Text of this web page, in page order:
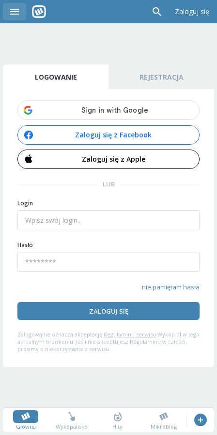
Zaloguj się
LOGOWANIE REJESTRACJA
Zaloguj się z Facebook
Zaloguj się z Apple
LUB
Login
Hasło
nie pamiętam hasła
ZALOGUJ SIĘ
Zalogowanie oznacza akceptację Regulaminu serwisu Wykop.pl w jego
aktualnym brzmieniu. Jeśli nie akceptujesz Regulaminu w całości,
prosimy o niekorzystanie z serwisu.
Główna Wykopalisko Hity Mikroblog